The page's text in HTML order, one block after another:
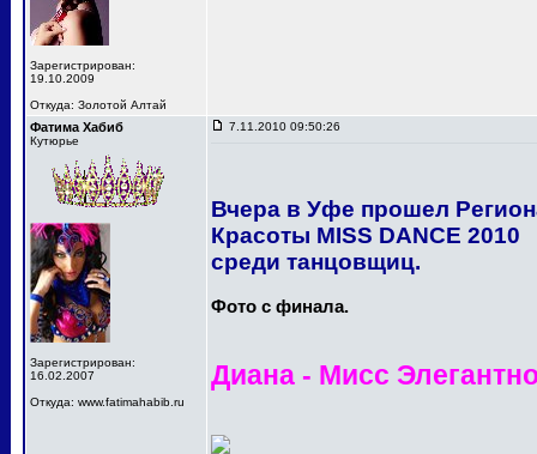
Зарегистрирован:
19.10.2009
Откуда: Золотой Алтай
Фатима Хабиб
Кутюрье
Зарегистрирован:
16.02.2007
Откуда: www.fatimahabib.ru
7.11.2010 09:50:26
Вчера в Уфе прошел
Красоты MISS DANCE 2010
среди танцовщиц.
Фото с финала.
Диана - Мисс